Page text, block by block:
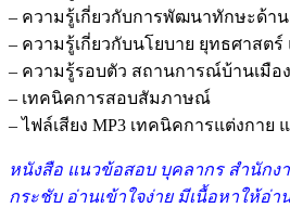
– ความรู้เกี่ยวกับการพัฒนาทักษะด้า
– ความรู้เกี่ยวกับนโยบาย ยุทธศาสต
– ความรู้รอบตัว สถานการณ์บ้านเมือ
– เทคนิคการสอบสัมภาษณ์
– ไฟล์เสียง MP3 เทคนิคการแต่งกา
หนังสือ แนวข้อสอบ บุคลากร สำนักง
กระชับ อ่านเข้าใจง่าย มีเนื้อหาให้อ่